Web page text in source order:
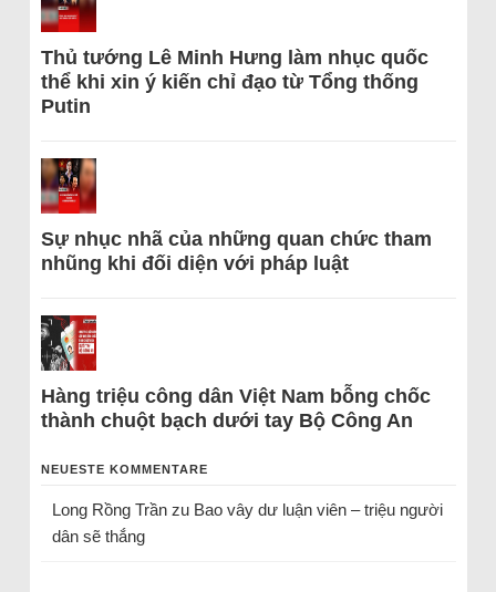
Thủ tướng Lê Minh Hưng làm nhục quốc
thể khi xin ý kiến chỉ đạo từ Tổng thống
Putin
Sự nhục nhã của những quan chức tham
nhũng khi đối diện với pháp luật
Hàng triệu công dân Việt Nam bỗng chốc
thành chuột bạch dưới tay Bộ Công An
NEUESTE KOMMENTARE
Long Rồng Trầnzu Bao vây dư luận viên – triệu người
dân sẽ thắng